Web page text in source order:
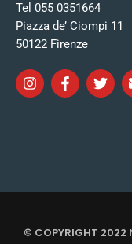
Tel 055 0351664
Piazza de’ Ciompi 11
50122 Firenze
© COPYRIGHT 2022